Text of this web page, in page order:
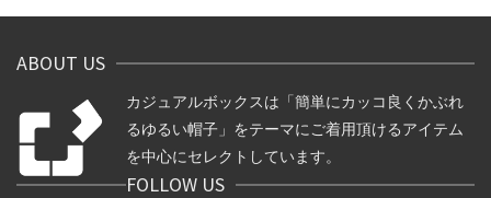
ペ
ー
ジ
送
り
ABOUT US
カジュアルボックスは「簡単にカッコ良くかぶれ
るゆるい帽子」をテーマにご着用頂けるアイテム
を中心にセレクトしています。
FOLLOW US